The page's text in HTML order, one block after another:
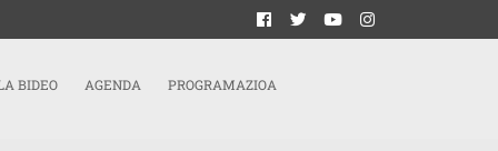
BIDEO AGENDA PROGRAMAZIOA